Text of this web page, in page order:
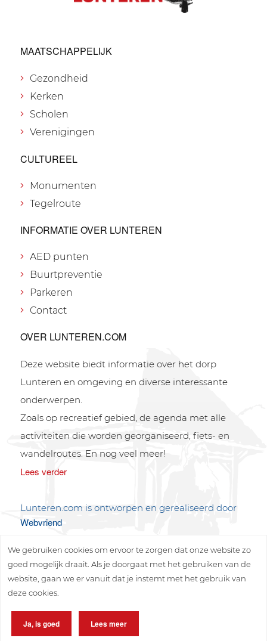
MAATSCHAPPELIJK
Gezondheid
Kerken
Scholen
Verenigingen
CULTUREEL
Monumenten
Tegelroute
INFORMATIE OVER LUNTEREN
AED punten
Buurtpreventie
Parkeren
Contact
OVER LUNTEREN.COM
Deze website biedt informatie over het dorp
Lunteren en omgeving en diverse interessante
onderwerpen.
Zoals op recreatief gebied, de agenda met alle
activiteiten die worden georganiseerd, fiets- en
wandelroutes. En nog veel meer!
Lees verder
Lunteren.com is ontworpen en gerealiseerd door
Webvriend
We gebruiken cookies om ervoor te zorgen dat onze website zo
goed mogelijk draait. Als je doorgaat met het gebruiken van de
website, gaan we er vanuit dat je instemt met het gebruik van
deze cookies.
Ja, is goed Lees meer